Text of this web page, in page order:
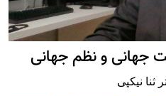
جهانی و نظم جهانی
ثنا نیکپی